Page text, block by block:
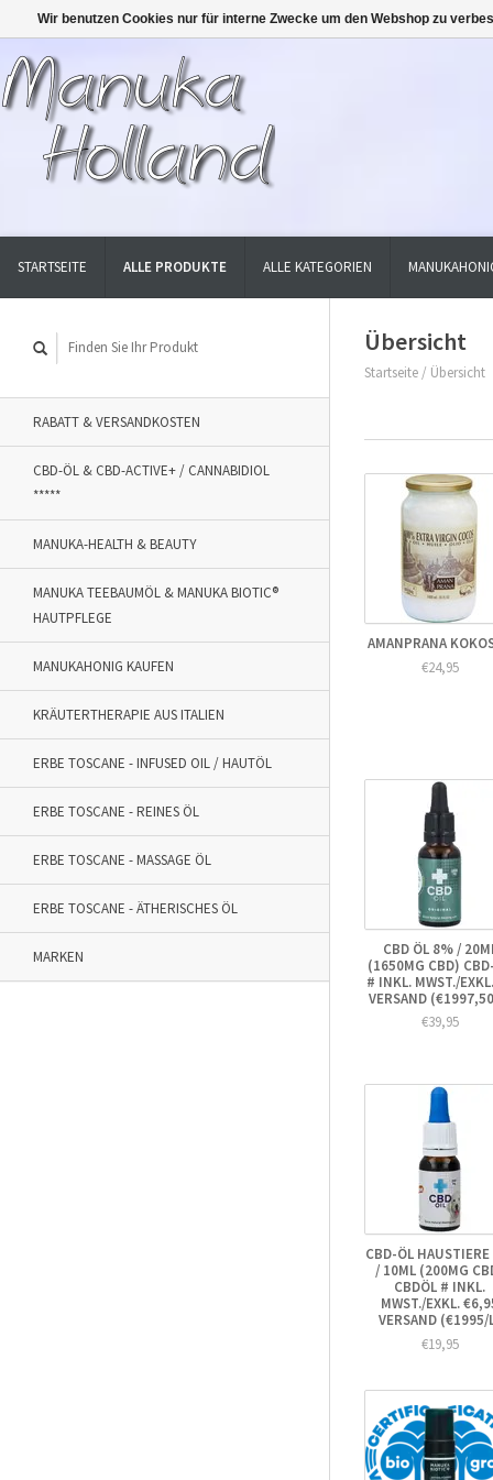
STARTSEITE ALLE PRODUKTE ALLE KATEGORIEN
RABATT & VERSANDKOSTEN
CBD-ÖL & CBD-ACTIVE+ / CANNABIDIOL
*****
MANUKA-HEALTH & BEAUTY
MANUKA TEEBAUMÖL & MANUKA BIOTIC®
HAUTPFLEGE
MANUKAHONIG KAUFEN
KRÄUTERTHERAPIE AUS ITALIEN
ERBE TOSCANE - INFUSED OIL / HAUTÖL
ERBE TOSCANE - REINES ÖL
ERBE TOSCANE - MASSAGE ÖL
ERBE TOSCANE - ÄTHERISCHES ÖL
MARKEN
Übersicht
Startseite / Übersicht
AMANPRANA
€24,95
CBD ÖL 8% /
(1650MG CBD)
# INKL. MWST./
VERSAND
€39,95
CBD-ÖL
/ 10ML (200MG
CBDÖL # INKL.
MWST./EXKL.
VERSAND (€1995/
€19,95
Wir benutzen Cookies nur für interne Zwecke um den Webshop zu